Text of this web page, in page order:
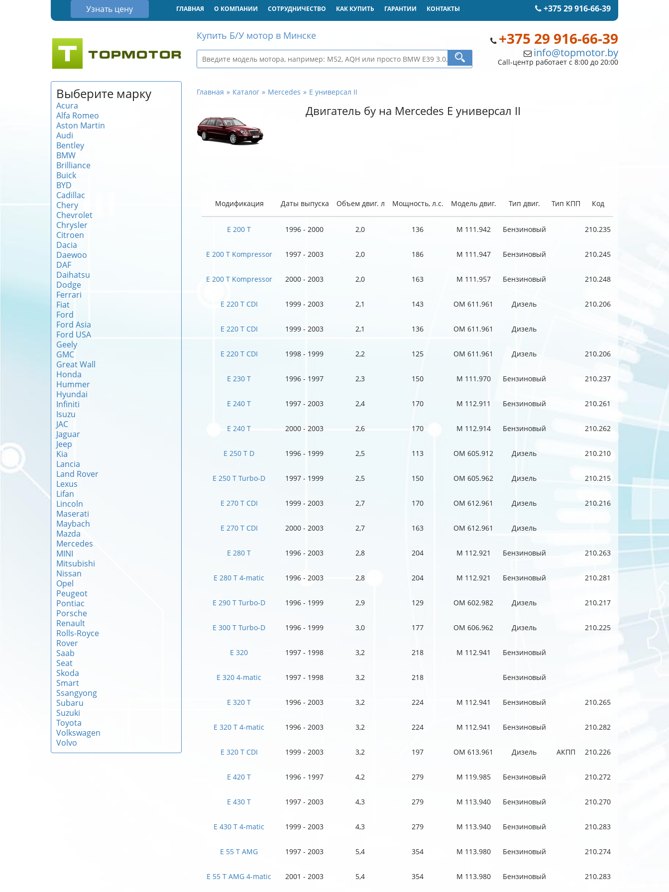
Узнать цену +375 29 916-66-39
ГЛАВНАЯ О КОМПАНИИ СОТРУДНИЧЕСТВО КАК КУПИТЬ ГАРАНТИИ КОНТАКТЫ
+375 29 916-66-39
info@topmotor.by
Call-центр работает с 8:00 до 20:00
Купить Б/У мотор в Минске
Выберите марку
Acura
Alfa Romeo
Aston Martin
Audi
Bentley
BMW
Brilliance
Buick
BYD
Cadillac
Chery
Chevrolet
Chrysler
Citroen
Dacia
Daewoo
DAF
Daihatsu
Dodge
Ferrari
Fiat
Ford
Ford Asia
Ford USA
Geely
GMC
Great Wall
Honda
Hummer
Hyundai
Infiniti
Isuzu
JAC
Jaguar
Jeep
Kia
Lancia
Land Rover
Lexus
Lifan
Lincoln
Maserati
Maybach
Mazda
Mercedes
MINI
Mitsubishi
Nissan
Opel
Peugeot
Pontiac
Porsche
Renault
Rolls-Royce
Rover
Saab
Seat
Skoda
Smart
Ssangyong
Subaru
Suzuki
Toyota
Volkswagen
Volvo
Главная Каталог Mercedes E универсал II
Двигатель бу на Mercedes E универсал II
Модификация Даты выпуска Объем двиг. л Мощность, л.с. Модель двиг. Тип двиг. Тип КПП Код
E 200 T 1996 - 2000 2,0 136 M 111.942 Бензиновый 210.235
E 200 T Kompressor 1997 - 2003 2,0 186 M 111.947 Бензиновый 210.245
E 200 T Kompressor 2000 - 2003 2,0 163 M 111.957 Бензиновый 210.248
E 220 T CDI 1999 - 2003 2,1 143 OM 611.961 Дизель 210.206
E 220 T CDI 1999 - 2003 2,1 136 OM 611.961 Дизель
E 220 T CDI 1998 - 1999 2,2 125 OM 611.961 Дизель 210.206
E 230 T 1996 - 1997 2,3 150 M 111.970 Бензиновый 210.237
E 240 T 1997 - 2003 2,4 170 M 112.911 Бензиновый 210.261
E 240 T 2000 - 2003 2,6 170 M 112.914 Бензиновый 210.262
E 250 T D 1996 - 1999 2,5 113 OM 605.912 Дизель 210.210
E 250 T Turbo-D 1997 - 1999 2,5 150 OM 605.962 Дизель 210.215
E 270 T CDI 1999 - 2003 2,7 170 OM 612.961 Дизель 210.216
E 270 T CDI 2000 - 2003 2,7 163 OM 612.961 Дизель
E 280 T 1996 - 2003 2,8 204 M 112.921 Бензиновый 210.263
E 280 T 4-matic 1996 - 2003 2,8 204 M 112.921 Бензиновый 210.281
E 290 T Turbo-D 1996 - 1999 2,9 129 OM 602.982 Дизель 210.217
E 300 T Turbo-D 1996 - 1999 3,0 177 OM 606.962 Дизель 210.225
E 320 1997 - 1998 3,2 218 M 112.941 Бензиновый
E 320 4-matic 1997 - 1998 3,2 218 Бензиновый
E 320 T 1996 - 2003 3,2 224 M 112.941 Бензиновый 210.265
E 320 T 4-matic 1996 - 2003 3,2 224 M 112.941 Бензиновый 210.282
E 320 T CDI 1999 - 2003 3,2 197 OM 613.961 Дизель АКПП 210.226
E 420 T 1996 - 1997 4,2 279 M 119.985 Бензиновый 210.272
E 430 T 1997 - 2003 4,3 279 M 113.940 Бензиновый 210.270
E 430 T 4-matic 1999 - 2003 4,3 279 M 113.940 Бензиновый 210.283
E 55 T AMG 1997 - 2003 5,4 354 M 113.980 Бензиновый 210.274
E 55 T AMG 4-matic 2001 - 2003 5,4 354 M 113.980 Бензиновый 210.283